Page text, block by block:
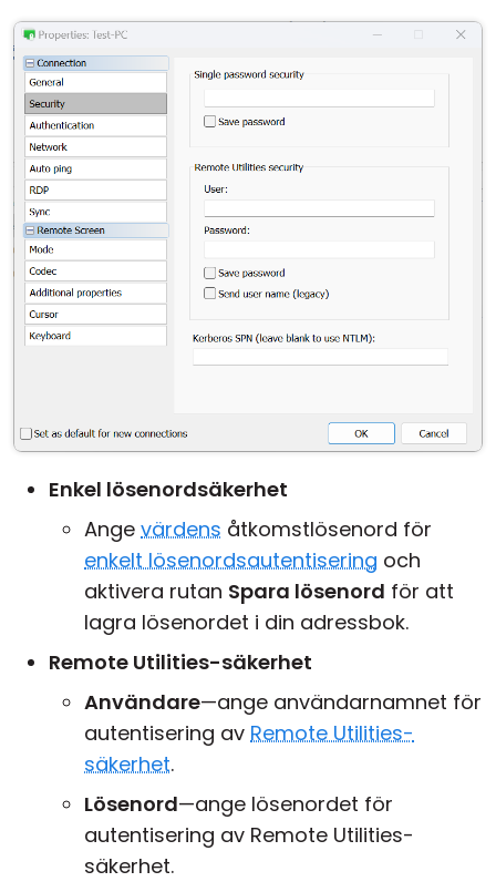
Enkel lösenordsäkerhet
Ange värdens åtkomstlösenord för
enkelt lösenordsautentisering och
aktivera rutan Spara lösenord för att
lagra lösenordet i din adressbok.
Remote Utilities-säkerhet
Användare—ange användarnamnet för
autentisering av Remote Utilities-
säkerhet.
Lösenord—ange lösenordet för
autentisering av Remote Utilities-
säkerhet.